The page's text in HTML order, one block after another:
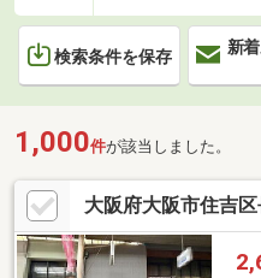
検索条件を保存
新
1,000件が該当しました。
大阪府大阪市住吉